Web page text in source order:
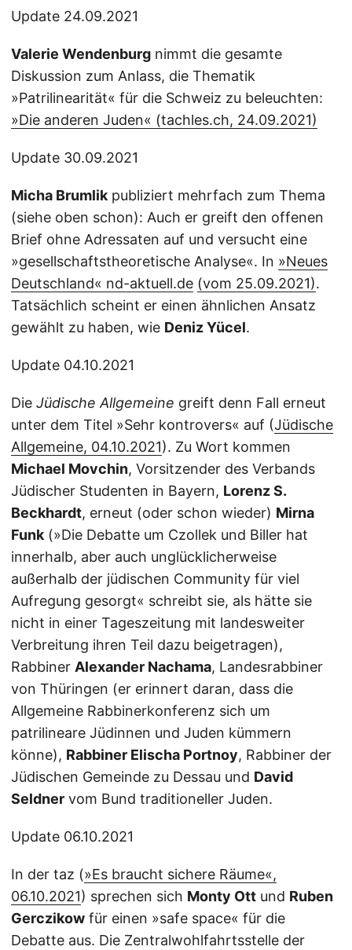
Update 24.09.2021
Valerie Wendenburg nimmt die gesamte
Diskussion zum Anlass, die Thematik
»Patrilinearität« für die Schweiz zu beleuchten:
»Die anderen Juden« (tachles.ch, 24.09.2021)
Update 30.09.2021
Micha Brumlik publiziert mehrfach zum Thema
(siehe oben schon): Auch er greift den offenen
Brief ohne Adressaten auf und versucht eine
»gesellschaftstheoretische Analyse«. In »Neues
Deutschland« nd-aktuell.de (vom 25.09.2021).
Tatsächlich scheint er einen ähnlichen Ansatz
gewählt zu haben, wie Deniz Yücel.
Update 04.10.2021
Die Jüdische Allgemeine greift denn Fall erneut
unter dem Titel »Sehr kontrovers« auf (Jüdische
Allgemeine, 04.10.2021). Zu Wort kommen
Michael Movchin, Vorsitzender des Verbands
Jüdischer Studenten in Bayern, Lorenz S.
Beckhardt, erneut (oder schon wieder) Mirna
Funk (»Die Debatte um Czollek und Biller hat
innerhalb, aber auch unglücklicherweise
außerhalb der jüdischen Community für viel
Aufregung gesorgt« schreibt sie, als hätte sie
nicht in einer Tageszeitung mit landesweiter
Verbreitung ihren Teil dazu beigetragen),
Rabbiner Alexander Nachama, Landesrabbiner
von Thüringen (er erinnert daran, dass die
Allgemeine Rabbinerkonferenz sich um
patrilineare Jüdinnen und Juden kümmern
könne), Rabbiner Elischa Portnoy, Rabbiner der
Jüdischen Gemeinde zu Dessau und David
Seldner vom Bund traditioneller Juden.
Update 06.10.2021
In der taz (»Es braucht sichere Räume«,
06.10.2021) sprechen sich Monty Ott und Ruben
Gerczikow für einen »safe space« für die
Debatte aus. Die Zentralwohlfahrtsstelle der